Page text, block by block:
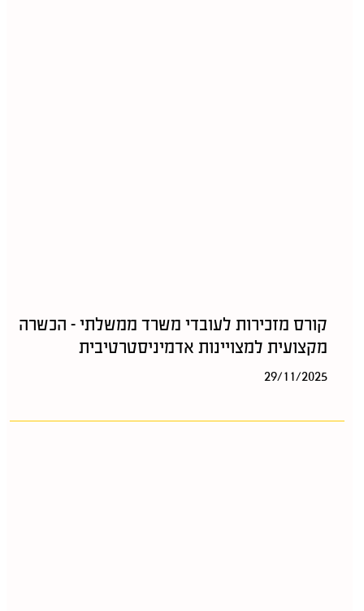
קורס מזכירות לעובדי משרד ממשלתי – הכשרה
מקצועית למצויינות אדמיניסטרטיבית
29/11/2025